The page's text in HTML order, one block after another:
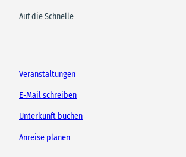
Auf die Schnelle
Veranstaltungen
E-Mail schreiben
Unterkunft buchen
Anreise planen